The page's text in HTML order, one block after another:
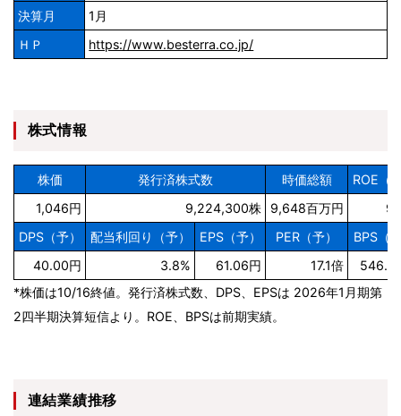
決算月
1月
ＨＰ
https://www.besterra.co.jp/
株式情報
株価 発行済株式数 時価総額
ROE（
1,046円
9,224,300株 9,648百万円
DPS（予）
配当利回り（予） EPS（予） PER（予）
BPS（
40.00円
3.8% 61.06円 17.1倍
*株価は10/16終値。発行済株式数、DPS、EPSは 2026年1月期第
2四半期決算短信より。ROE、BPSは前期実績。
連結業績推移